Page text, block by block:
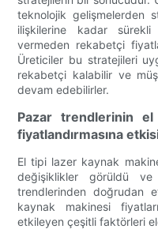
teknolojik gelişmelerden
ilişkilerine kadar
vermeden rekabetçi
Üreticiler bu stratejileri
rekabetçi kalabilir ve
devam edebilirler.
Pazar trendlerinin
fiyatlandırmasına
El tipi lazer kaynak
değişiklikler görüldü
trendlerinden doğrudan
kaynak makinesi
etkileyen çeşitli faktörleri